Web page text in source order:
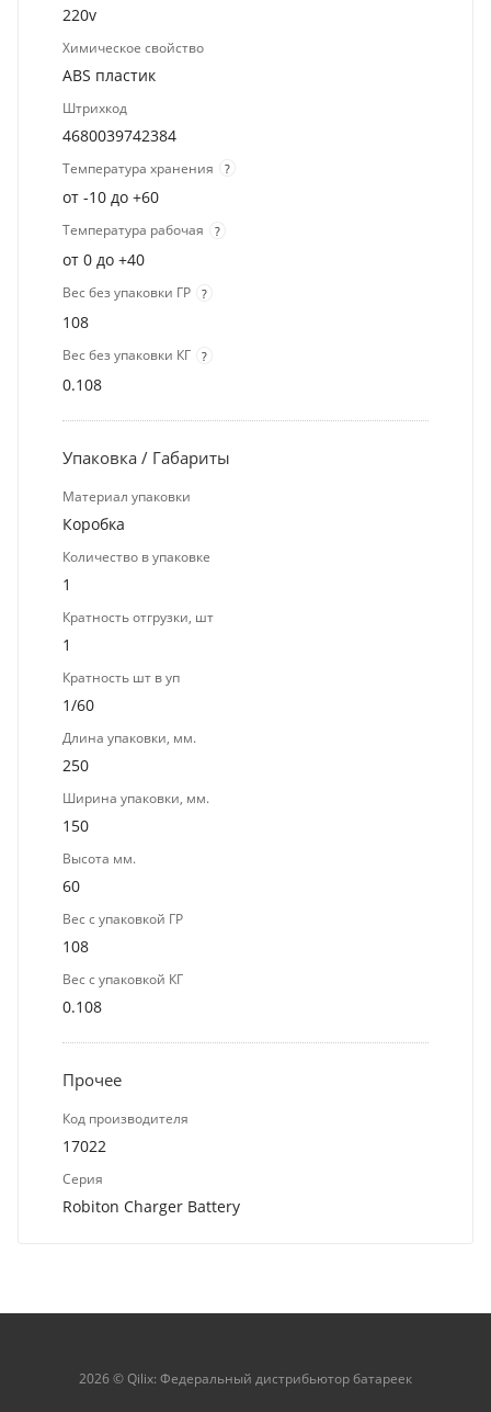
220v
Химическое свойство
ABS пластик
Штрихкод
4680039742384
Температура хранения ?
от -10 до +60
Температура рабочая ?
от 0 до +40
Вес без упаковки ГР ?
108
Вес без упаковки КГ ?
0.108
Упаковка / Габариты
Материал упаковки
Коробка
Количество в упаковке
1
Кратность отгрузки, шт
1
Кратность шт в уп
1/60
Длина упаковки, мм.
250
Ширина упаковки, мм.
150
Высота мм.
60
Вес с упаковкой ГР
108
Вес с упаковкой КГ
0.108
Прочее
Код производителя
17022
Серия
Robiton Charger Battery
2026 © Qilix: Федеральный дистрибьютор батареек